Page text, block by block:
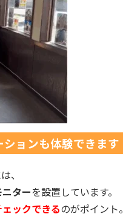
ョンも体験できます
、
ターを設置しています。
ックできるのがポイント。